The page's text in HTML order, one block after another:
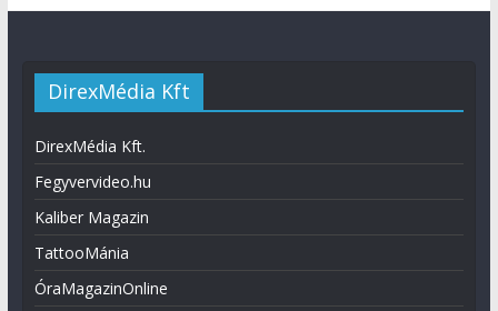
DirexMédia Kft
DirexMédia Kft.
Fegyvervideo.hu
Kaliber Magazin
TattooMánia
ÓraMagazinOnline